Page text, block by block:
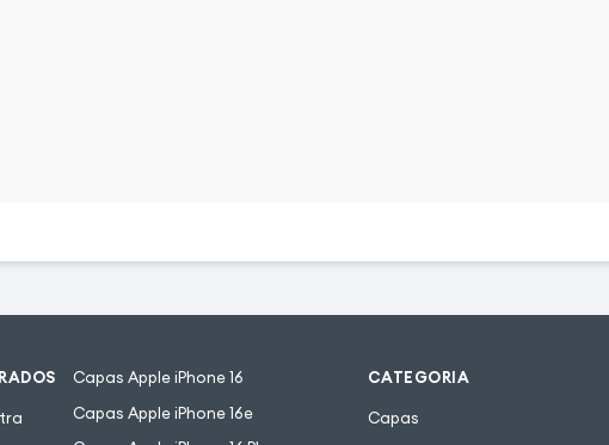
Capas Apple iPhone 16
Capas Apple iPhone 16e
CATEGORIA
Capas